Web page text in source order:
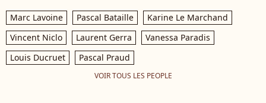
Marc Lavoine Pascal Bataille
Karine Le Marchand
Vincent Niclo
Laurent Gerra
Vanessa Paradis
Louis Ducruet
Pascal Praud
VOIR TOUS LES PEOPLE